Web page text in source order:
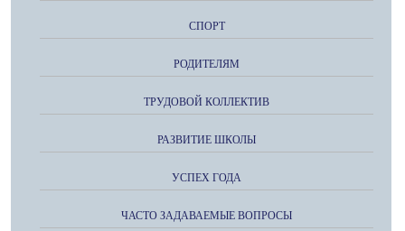
СПОРТ
РОДИТЕЛЯМ
ТРУДОВОЙ КОЛЛЕКТИВ
РАЗВИТИЕ ШКОЛЫ
УСПЕХ ГОДА
ЧАСТО ЗАДАВАЕМЫЕ ВОПРОСЫ